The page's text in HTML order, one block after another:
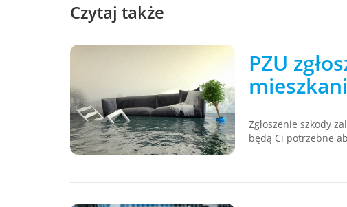
Czytaj także
PZU
Zgłoszenie szkody
będą Ci potrzebne